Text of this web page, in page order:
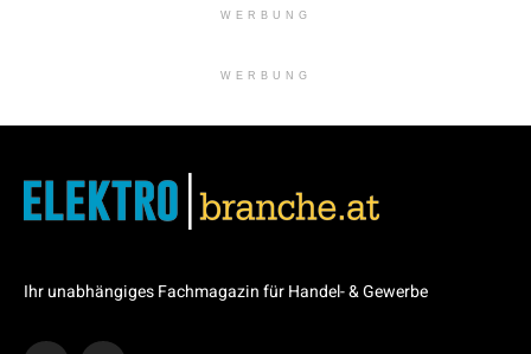
WERBUNG
WERBUNG
Ihr unabhängiges Fachmagazin für Handel- & Gewerbe